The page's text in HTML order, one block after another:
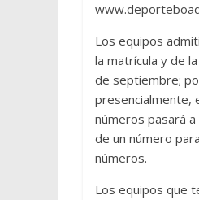
Los equipos
la matrícula y de
de septiembre;
presencialmente,
números pasará
de un número
números.
Los equipos que